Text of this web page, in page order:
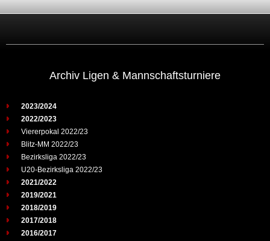
Archiv Ligen & Mannschaftsturniere
2023/2024
2022/2023
Viererpokal 2022/23
Blitz-MM 2022/23
Bezirksliga 2022/23
U20-Bezirksliga 2022/23
2021/2022
2019/2021
2018/2019
2017/2018
2016/2017